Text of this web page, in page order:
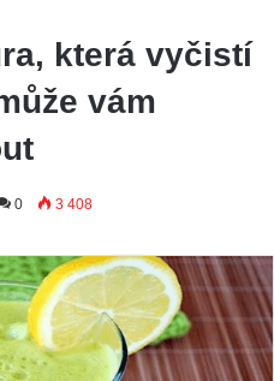
která vyčistí
vám
0 3 408